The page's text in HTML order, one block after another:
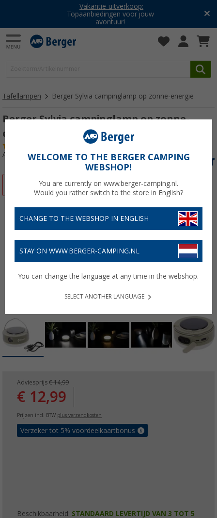
Vakantie-uitverkoop:
Topaanbiedingen voor jouw
avontuur!
Tafellampen Berger Sylvia campinglamp op zonne-energie
Berger Sylvia campinglamp op zonne-
energie
Artikelnr: 852831
Adviesprijs € 14,99
€ 12,99
Prijzen incl. BTW plus verzendkosten
Verzeker tot 5% voordeelkaartbonus
Beschikbaarheid: STANDAARD LEVERTIJD VAN 3 TOT 5
WELCOME TO THE BERGER CAMPING
WEBSHOP!
You are currently on www.berger-camping.nl.
Would you rather switch to the store in English?
CHANGE TO THE WEBSHOP IN ENGLISH
STAY ON WWW.BERGER-CAMPING.NL
You can change the language at any time in the webshop.
SELECT ANOTHER LANGUAGE